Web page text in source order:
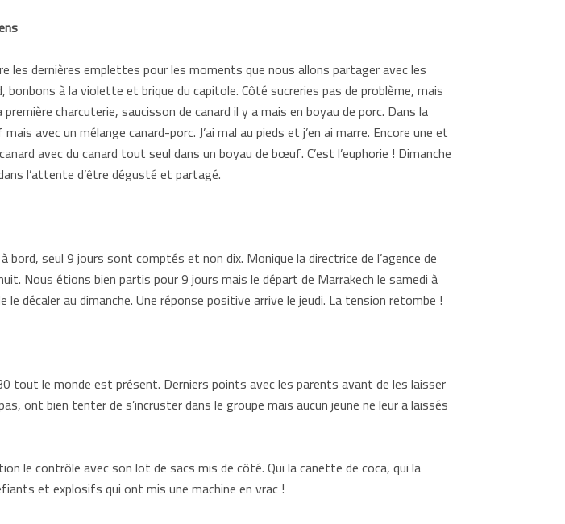
les dernières emplettes pour les moments que nous allons partager avec les
à la violette et brique du capitole. Côté sucreries pas de problème, mais
charcuterie, saucisson de canard il y a mais en boyau de porc. Dans la
avec un mélange canard-porc. J’ai mal au pieds et j’en ai marre. Encore une et
avec du canard tout seul dans un boyau de bœuf. C’est l’euphorie ! Dimanche
l’attente d’être dégusté et partagé.
bord, seul 9 jours sont comptés et non dix. Monique la directrice de l’agence de
Nous étions bien partis pour 9 jours mais le départ de Marrakech le samedi à
décaler au dimanche. Une réponse positive arrive le jeudi. La tension retombe !
tout le monde est présent. Derniers points avec les parents avant de les laisser
ont bien tenter de s’incruster dans le groupe mais aucun jeune ne leur a laissés
le contrôle avec son lot de sacs mis de côté. Qui la canette de coca, qui la
et explosifs qui ont mis une machine en vrac !